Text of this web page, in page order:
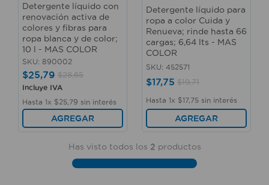
Detergente líquido con
renovación activa de
colores y fibras para
ropa blanca y de color;
10 l - MAS COLOR
SKU: 890002
$25,79 $28,65
Incluye IVA
Hasta 1x $25 79 sin interés
AGREGAR
Detergente líquido para
ropa a color Cuida y
Renueva; rinde hasta 66
cargas; 6,64 lts - MAS
COLOR
SKU: 452571
$17,75 $19,71
Hasta 1x $17, 75 sin interés
AGREGAR
Has visto todos los 2 productos
taladro